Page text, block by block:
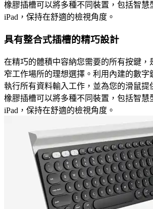
橡膠插槽可以將多種不同裝置，包括智慧
iPad，保持在舒適的檢視角度。
具有整合式插槽的精巧設計
在精巧的體積中容納您需要的所有按鍵，
窄工作場所的理想選擇。利用內建的數字
執行所有資料輸入工作，並為您的滑鼠提
橡膠插槽可以將多種不同裝置，包括智慧
iPad，保持在舒適的檢視角度。